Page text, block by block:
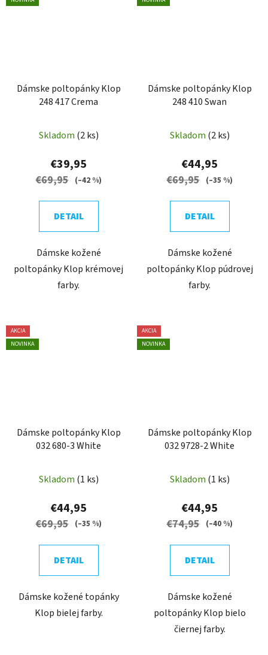
Dámske poltopánky Klop
248 417 Crema
Skladom (2 ks)
€39,95
€69,95 (–42 %)
DETAIL
Dámske kožené
poltopánky Klop krémovej
farby.
Dámske poltopánky Klop
248 410 Swan
Skladom (2 ks)
€44,95
€69,95 (–35 %)
DETAIL
Dámske kožené
poltopánky Klop púdrovej
farby.
AKCIA
NOVINKA
Dámske poltopánky Klop
032 680-3 White
Skladom (1 ks)
€44,95
€69,95 (–35 %)
DETAIL
Dámske kožené topánky
Klop bielej farby.
AKCIA
NOVINKA
Dámske poltopánky Klop
032 9728-2 White
Skladom (1 ks)
€44,95
€74,95 (–40 %)
DETAIL
Dámske kožené
poltopánky Klop bielo
čiernej farby.